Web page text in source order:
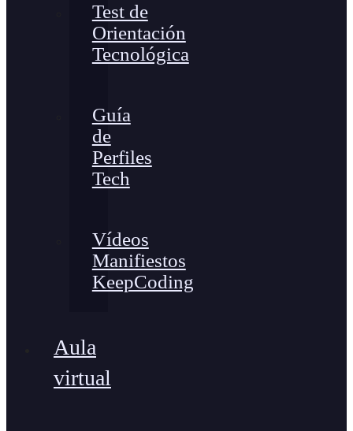
Test de
Orientación
Tecnológica
Guía
de
Perfiles
Tech
Vídeos
Manifiestos
KeepCoding
Aula
virtual